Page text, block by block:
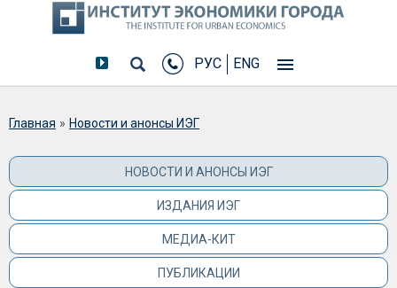
РУС ENG
Вы здесь
Главная » Новости и анонсы ИЭГ
НОВОСТИ И АНОНСЫ ИЭГ
ИЗДАНИЯ ИЭГ
МЕДИА-КИТ
ПУБЛИКАЦИИ